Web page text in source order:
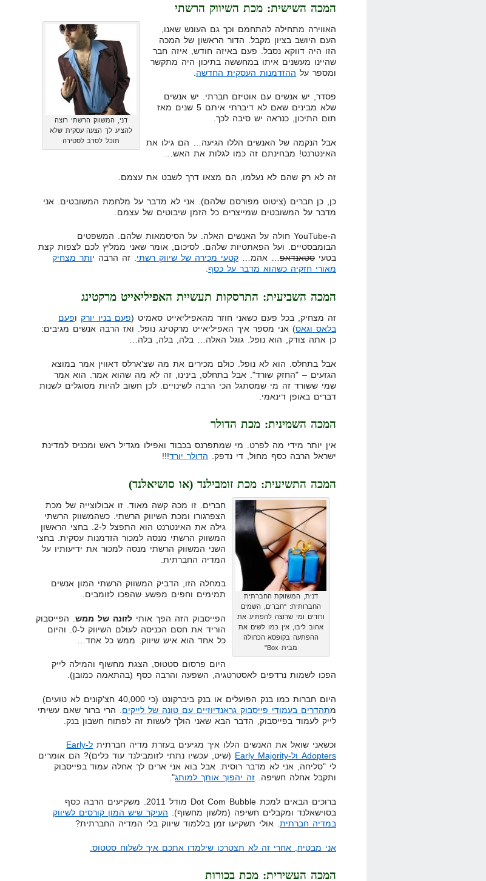
המכה השישית: מכת השיווק הרשתי
דני, המשווק הרשתי רוצה
להציע לך הצעה עסקית שלא
תוכל לסרב לסטירה
האווירה מתחילה להתחמם וכך גם העונש שאנו,
העם היושב בציון מקבל. הדור הראשון של המכה
הזו היה דווקא נסבל. פעם באיזה חודש, איזה חבר
שהיינו מעשנים איתו במחששה בתיכון היה מתקשר
ומספר על ההזדמנות העסקית החדשה
פסדר, יש אנשים עם אוטיזם חברתי. יש אנשים
שלא מבינים שאם לא דיברתי איתם 5 שנים מאז
תום התיכון, כנראה יש סיבה לכך.
אבל הנקמה של האנשים הללו הגיעה… הם גילו את
האינטרנט! מבחינתם זה כמו לגלות את האש…
זה לא רק שהם לא נעלמו, הם מצאו דרך לשבט את עצמם.
כן, כן חברים (ציטוט מפורסם שלהם). אני לא מדבר על מלחמת המשובטים. אני
מדבר על המשובטים שמייצרים כל הזמן שיבוטים של עצמם.
ה-YouTube חולה על האנשים האלה. על הסיסמאות שלהם. המשפטים
הבומבסטיים. ועל הפאתטיות שלהם. לסיכום, אומר שאני ממליץ לכם לצפות קצת
בטעי סטאנדאפ… אהמ… קטעי מכירה של שיווק רשתי. זה הרבה יותר מצחיק
מאורי חזקיה כשהוא מדבר על כסף.
המכה השביעית: התרסקות תעשיית האפיליאייט מרקטינג
זה מצחיק, בכל פעם כשאני חוזר מהאפיליאייט סאמיט (פעם בניו יורקופעם
בלאס וגאס) אני מספר איך האפיליאייט מרקטינג נופל. ואז הרבה אנשים מגיבים:
כן אתה צודק, הוא נופל. גוגל האלה… בלה, בלה, בלה…
אבל בתחלס. הוא לא נופל. כולם מכירים את מה שצ'ארלס דאווין אמר במוצא
הגזעים – "החזק שורד". אבל בתחלס, בינינו, זה לא מה שהוא אמר. הוא אמר
שמי ששורד זה מי שמסתגל הכי הרבה לשינויים. לכן חשוב להיות מסוגלים לשנות
דברים באופן דינאמי.
המכה השמינית: מכת הדולר
אין יותר מידי מה לפרט. מי שמתפרנס בכבוד ואפילו מגדיל ראש ומכניס למדינת
ישראל הרבה כסף מחול, די נדפק. הדולר יורד!!!
המכה התשיעית: מכת זומבילנד (או סושיאלנד)
דנית, המשווקת החברתית
החברותית: "חברים, השמים
ורודים ומי שרוצה להפתיע את
אהוב ליבו, אין כמו לשים את
ההפתעה בקופסא הכחולה
מבית Box"
חברים. זו מכה קשה מאוד. זו אבולוצייה של מכת
הצפרגורו ומכת השיווק הרשתי. כשהמשווק הרשתי
גילה את האינטרנט הוא התפצל ל-2. בחצי הראשון
המשווק הרשתי מנסה למכור הזדמנות עסקית. בחצי
השני המשווק הרשתי מנסה למכור את ידיעותיו על
המדיה החברתית.
במחלה הזו, הדביק המשווק הרשתי המון אנשים
תמימים וחפים מפשע שהפכו לזומבים.
הפייסבוק הזה הפך אותי לזונה של ממש. הפייסבוק
הוריד את חסם הכניסה לעולם השיווק ל-0. והיום
כל אחד הוא איש שיווק. ממש כל אחד…
היום פרסום סטטוס, הצגת מחשוף והמילה לייק
הפכו לשמות נרדפים לאסטרטגיה, השפעה והרבה כסף (בהתאמה כמובן).
היום חברות כמו בנק הפועלים או בנק ביברקונט (כי 40,000 חצ'קונים לא טועים)
מתהדרים בעמודי פייסבוק גראנדיוזיים עם טונה של לייקים . הרי ברור שאם עשיתי
לייק לעמוד בפייסבוק, הדבר הבא שאני הולך לעשות זה לפתוח חשבון בנק.
וכשאני שואל את האנשים הללו איך מגיעים בעזרת מדיה חברתית
ל-Early
Adopters ול-Early Majority
(שיט, עכשיו נתתי לזומבילנד עוד כלים)? הם אומרים
לי "סליחה, אני לא מדבר רוסית. אבל בוא אני ארים לך אחלה עמוד בפייסבוק
ותקבל אחלה חשיפה. זה יהפוך אותך למותג".
ברוכים הבאים למכת Dot Com Bubble מודל 2011. משקיעים הרבה כסף
בסוישאלנד ומקבלים חשיפה (מלשון מחשוף). העיקר שיש המון קורסים לשיווק
במדיה חברתית. אולי תשקיעו זמן בללמוד שיווק בלי המדיה החברתית?
אני מבטיח, אחרי זה לא תצטרכו שילמדו אתכם איך לשלוח סטטוס.
המכה העשירית: מכת בכורות